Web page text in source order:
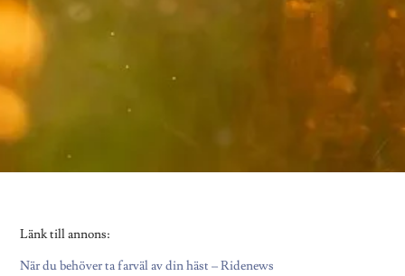
Länk till annons:
När du behöver ta farväl av din häst – Ridenews